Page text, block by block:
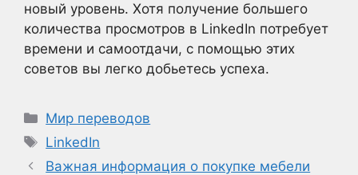
новый уровень. Хотя получение большего
количества просмотров в LinkedIn потребует
времени и самоотдачи, с помощью этих
советов вы легко добьетесь успеха.
Рубрики
Мир переводов
Метки
LinkedIn
Важная информация о покупке мебели